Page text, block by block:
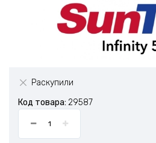
Раскупили
Код товара: 29587